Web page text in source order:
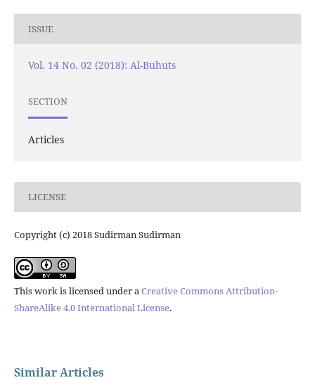
ISSUE
Vol. 14 No. 02 (2018): Al-Buhuts
SECTION
Articles
LICENSE
Copyright (c) 2018 Sudirman Sudirman
This work is licensed under aCreative Commons Attribution-
ShareAlike 4.0 International License.
Similar Articles